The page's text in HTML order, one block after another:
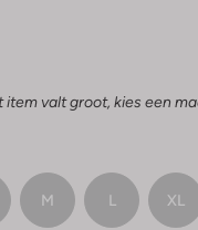
item valt groot, kies een
M L XL